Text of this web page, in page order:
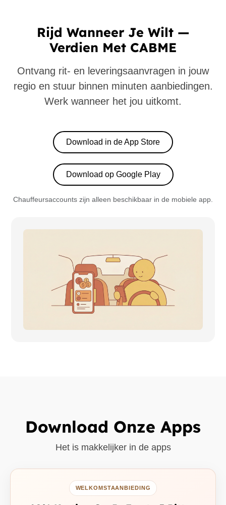
Rijd Wanneer Je Wilt —
Verdien Met CABME
Ontvang rit- en leveringsaanvragen in jouw
regio en stuur binnen minuten aanbiedingen.
Werk wanneer het jou uitkomt.
Download in de App Store
Download op Google Play
Chauffeursaccounts zijn alleen beschikbaar in de mobiele app.
Download Onze Apps
Het is makkelijker in de apps
WELKOMSTAANBIEDING